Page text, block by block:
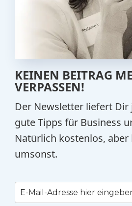
KEINEN BEITRAG
VERPASSEN!
Der Newsletter liefert Dir
gute Tipps für Business
Natürlich kostenlos,
umsonst.